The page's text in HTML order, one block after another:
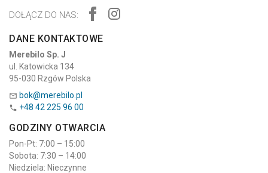
DOŁĄCZ DO NAS:
DANE KONTAKTOWE
Merebilo Sp. J
ul. Katowicka 134
95-030 Rzgów Polska
 bok@merebilo.pl
 +48 42 225 96 00
GODZINY OTWARCIA
Pon-Pt: 7:00 – 15:00
Sobota: 7:30 – 14:00
Niedziela: Nieczynne